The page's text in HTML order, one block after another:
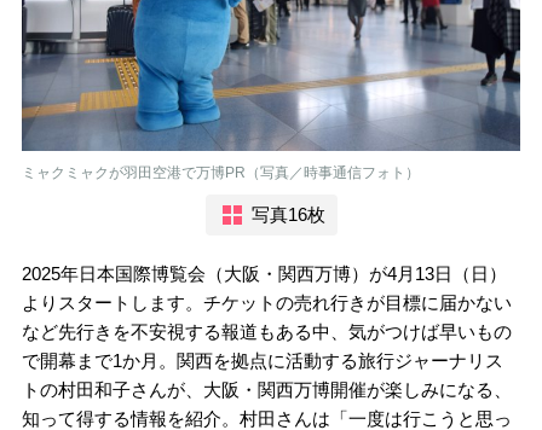
ミャクミャクが羽田空港で万博PR（写真／時事通信フォト）
写真16枚
2025年日本国際博覧会（大阪・関西万博）が4月13日（日）
よりスタートします。チケットの売れ行きが目標に届かない
など先行きを不安視する報道もある中、気がつけば早いもの
で開幕まで1か月。関西を拠点に活動する旅行ジャーナリス
トの村田和子さんが、大阪・関西万博開催が楽しみになる、
知って得する情報を紹介。村田さんは「一度は行こうと思っ